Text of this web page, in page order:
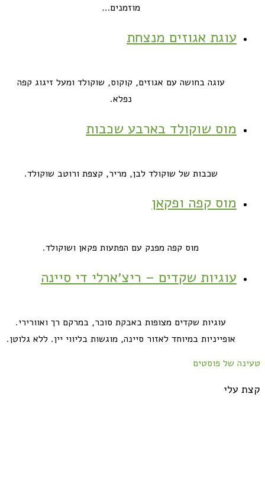
מוזמנים…
עוגת אגוזים מנצחת
עוגה בחושה עם אגוזים, קוקוס, שוקולד ומעל זיגוג קפה
נפלא.
מוס שוקולד בארבע שכבות
שכבות של שוקולד לבן, מריר, קצפת ורוטב שוקולד.
מוס קפה ופקאן
מוס קפה מפנק עם הפתעות פקאן ושוקולד.
עוגיות שקדים – ריצ׳ארלי די סיינה
עוגיות שקדים מצופות באבקת סוכר, במרקם רך ואוורירי.
אופייניות במיוחד לאזור סיינה, מוגשות בליווי יין. ללא גלוטן.
טעינה של פוסטים
קצת עלי